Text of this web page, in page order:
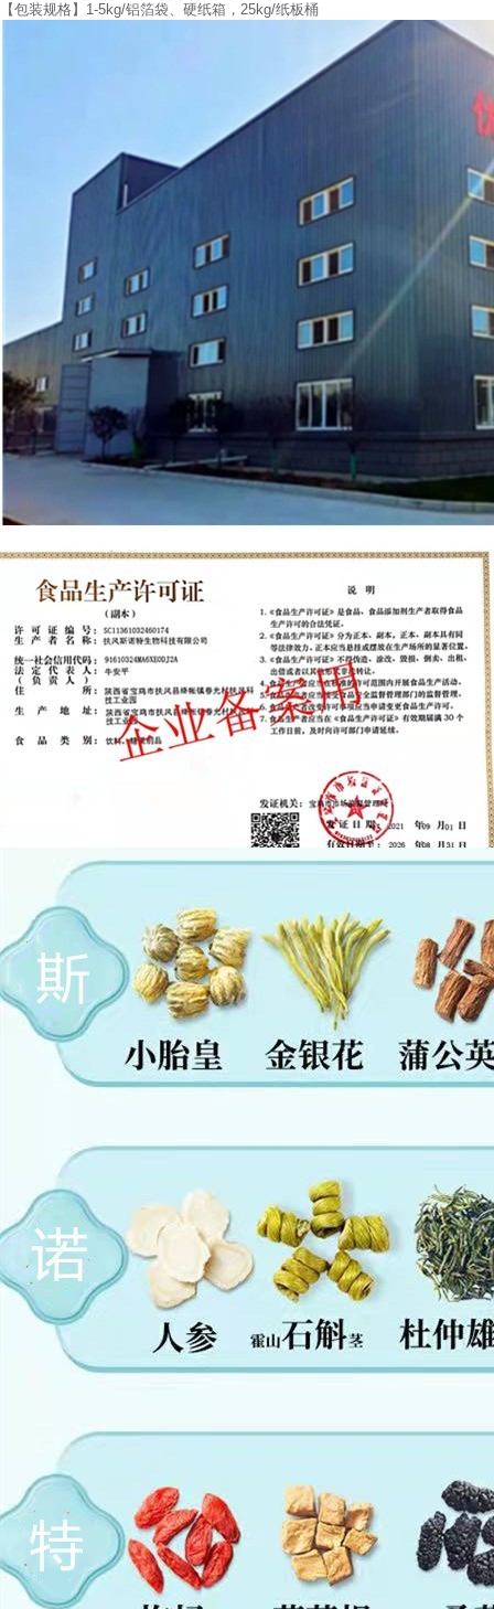
【包装规格】1-5kg/铝箔袋、硬纸箱，25kg/纸板桶